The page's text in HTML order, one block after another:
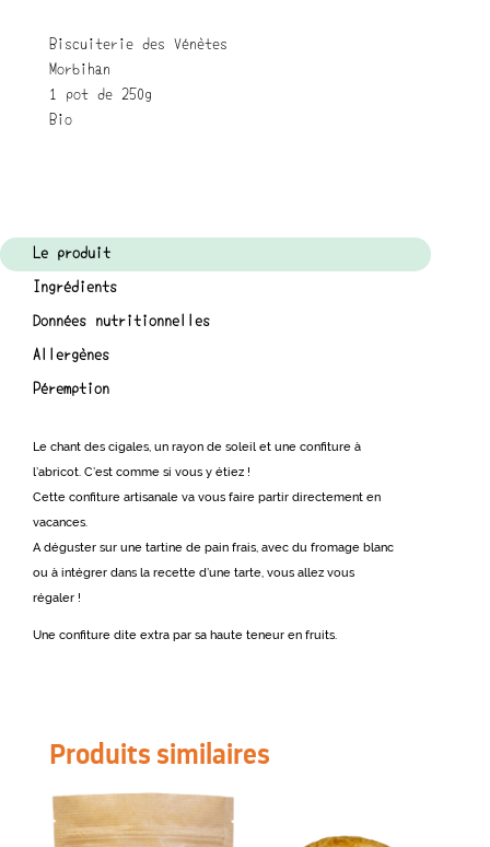
Biscuiterie des Vénètes
Morbihan
1 pot de 250g
Bio
Le produit
Ingrédients
Données nutritionnelles
Allergènes
Péremption
Le chant des cigales, un rayon de soleil et une confiture à
l’abricot. C’est comme si vous y étiez !
Cette confiture artisanale va vous faire partir directement en
vacances.
A déguster sur une tartine de pain frais, avec du fromage blanc
ou à intégrer dans la recette d’une tarte, vous allez vous
régaler !
Une confiture dite extra par sa haute teneur en fruits.
Produits similaires